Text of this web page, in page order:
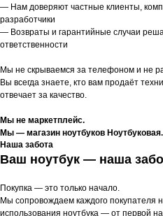
— Нам доверяют частные клиенты,
разработчики
— Возвраты и гарантийные случаи
ответственности
Мы не скрываемся за телефоном и не
Вы всегда знаете, кто вам продаёт
отвечает за качество.
Мы не маркетплейс.
Мы — магазин ноутбуков Ноутбуковая.
Наша забота
Ваш ноутбук — наша
Покупка — это только начало.
Мы сопровождаем каждого покупателя
использования ноутбука — от первой